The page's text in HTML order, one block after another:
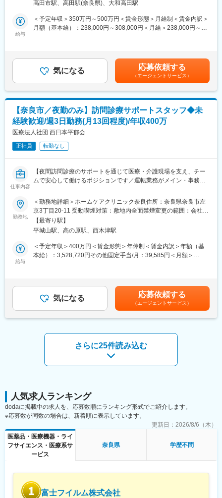
してのスキルのみならず、データ分析、マーケティングなど多角
的にヘルスケアのプロフェッショナル人材を育成する研修制度を
整備しています。
プロモーションに携わり、市場を流通するほぼすべての医薬品に
関与しています
・日本においても業界トップシェアを誇り、常時100以上のPJが
変更の範囲：会社の定める業務
■業務内容：
医薬品及び医薬部外品の製造及び販売を行っている当社にて、以
下の業務をお任せします。
※当社の開発品目の大部分が内服固形錠剤となります。
（1）製造所におけるGMPの運用管理、改善業務
（2）変更管理・逸脱管理・文書管理・自己点検業務
（5）GQP取決めなどの契約業務
■製品紹介：
ドラックストアやテレビCMで聴き馴染みのある、ビタミン剤、漢
て、様々なお客様のニーズに対応したPB製品を開発・供給してい
ます。
■キャリアパス：
同社は全社的に若い世代が活躍しているため、入社時は若手の方
きる環境です。
また、後輩や部下を育成する管理職として活躍することも可能の
ため、ご自身のキャリアを広げていただけます。
平均年齢は20代～30代で構成されています。中途で入社した社員
が多く、馴染みやすい環境です。
設備の充実や管理体制の強化に努めています。
◎自社開発により、特徴ある医薬品の製造販売を目指し商品開
発・製造技術研究にも日々努力しています。
◎GMP適応工場として認定を受け、日本国内だけでなく海外向け
ワークライフバランスを整えながら、長期就業が叶う環境です。
・月平均残業時間10～15時間程度（ご自身の都合に合わせて調整
・資格手当、住宅手当、家族手当、物価調整手当など福利厚生充
実
高田市駅、高田駅(奈良県)、大和高田駅
給与
＜予定年収＞350万円～500万円＜賃金形態＞月給制＜賃金内訳＞
月額（基本給）：238,000円～308,000円＜月給＞238,000円～
役職手当、皆勤手当、残業手当などあり■賞与：年3回（4、8、12
月）■昇給：年1回（4月）賃金はあくまでも目安の金額であり、
選考を通じて上下する可能性があります。月給(月額)は固定手当を
含めた表記です。
気になる 応募依頼する
（エージェントサービス）
【奈良市／夜勤のみ】訪問診療サポートスタッフ◆未
経験歓迎/週3日勤務(月13回程度)/年収400万
医療法人社団 西日本平郁会
正社員 転勤なし
仕事内容
【夜間訪問診療のサポートを通じて医療・介護現場を支え、チー
ムで安心して働けるポジションです／運転業務がメイン・事務作
■業務概要
当社の夜間専従サポートスタッフとして、ホームケアクリニック
京南・ホームケアクリニック奈良いずれかにて、夜間訪問診療の
現場で医師と連携しながら患者様の診療をサポートいただきま
す。主に車両運転業務を中心に、カルテ入力補助や院内事務作業
など、診療が円滑に進むよう支援します。
■業務詳細
・医師の指示に応じてカルテへの代理入力や診療補助業務
・診療出動がない待機時間は、クリニック内で事務作業や資料整
理等を実施
・出動要請がない間は、ご自身のペースで業務を進めることが可
在宅医療・訪問診療サービスを提供し、超高齢社会における患者
■組織構成
医師や看護師、事務スタッフと連携しチームで活動します。一人
で全てを抱え込むことなく、安心して業務を遂行できる体制で
す。
■業務の魅力
医療・介護の最前線で社会貢献を実感できる仕事です。運転・サ
ポート業務に集中できる環境が整っています。
■教育体制
現場でのOJTやチームによるフォロー体制があり、業界未経験の
方も着実に業務を習得できます。
勤務地
＜勤務地詳細＞ホームケアクリニック奈良住所：奈良県奈良市左
京3丁目20-11 受動喫煙対策：敷地内全面禁煙変更の範囲：会社の
定める事業所
【最寄り駅】
平城山駅、高の原駅、西木津駅
給与
＜予定年収＞400万円＜賃金形態＞年俸制＜賃金内訳＞年額（基
本給）：3,528,720円その他固定手当/月：39,585円＜月額＞
気になる 応募依頼する
（エージェントサービス）
さらに25件読み込む
人気求人ランキング
dodaに掲載中の求人を、応募数順にランキング形式でご紹介します。
※応募数が同数の場合は、新着順に表示しています。
更新日： 2026/8/6（木）
医薬品・医療機器・ライ
フサイエンス・医療系サ
ービス
奈良県 学歴不問
富士フイルム株式会社